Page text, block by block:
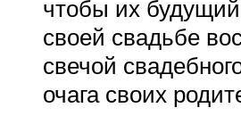
чтобы их
своей свадьбе
свечой
очага своих